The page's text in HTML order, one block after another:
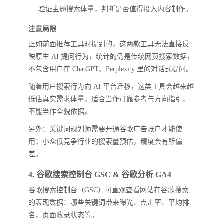
验证主题搜索体量，判断是否值得投入内容制作。
注意局限
正如前面推荐工具时提到的，这两款工具无法直接反
映原生 AI 提问行为，统计的仍是传统网页搜索数据，
不包含用户在 ChatGPT、Perplexity 里的对话式提问。
随着用户搜索行为向 AI 平台迁移，这类工具会越来越
低估真实需求体量。适合当作可靠参考与方向指引，
不能当作全貌依据。
另外：关键词规划师需要开通谷歌广告账户才能使
用；小众低竞争行业的搜索量预估，精度会有所偏
差。
4. 谷歌搜索控制台 GSC & 谷歌分析 GA4
谷歌搜索控制台（GSC）可直观查看网站在谷歌搜索
的表现数据：哪些关键词带来曝光、点击率、平均排
名、页面收录状态等。